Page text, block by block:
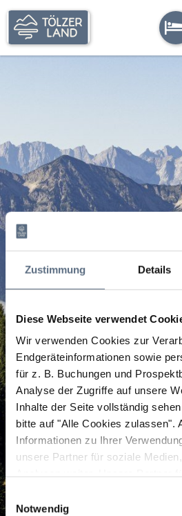
Zustimmung Details
Diese Webseite verwendet
Wir verwenden Cookies zur
Endgeräteinformationen sowie
für z. B. Buchungen und
Analyse der Zugriffe auf unsere
Inhalte der Seite vollständig
bitte auf "Alle Cookies zulassen".
Informationen zu Ihrer
unsere Partner für soziale
zusammen, die Sie ihnen
Einwilligungsauswahl
Notwendig